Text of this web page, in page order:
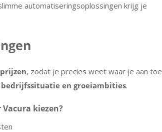
automatiseringsoplossingen krijg je
, zodat je precies weet waar je aan toe
en groeiambities.
kiezen?